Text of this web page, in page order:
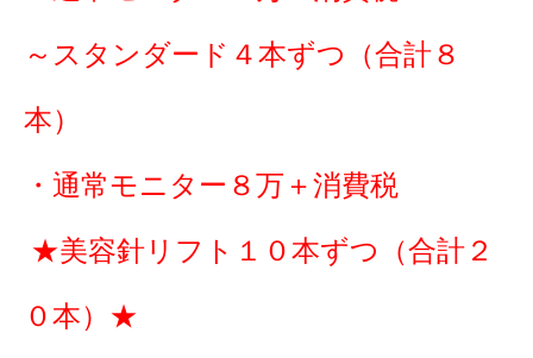
～スタンダード４本ずつ（合計８
本）
・通常モニター８万＋消費税
★美容針リフト１０本ずつ（合計２
０本）★